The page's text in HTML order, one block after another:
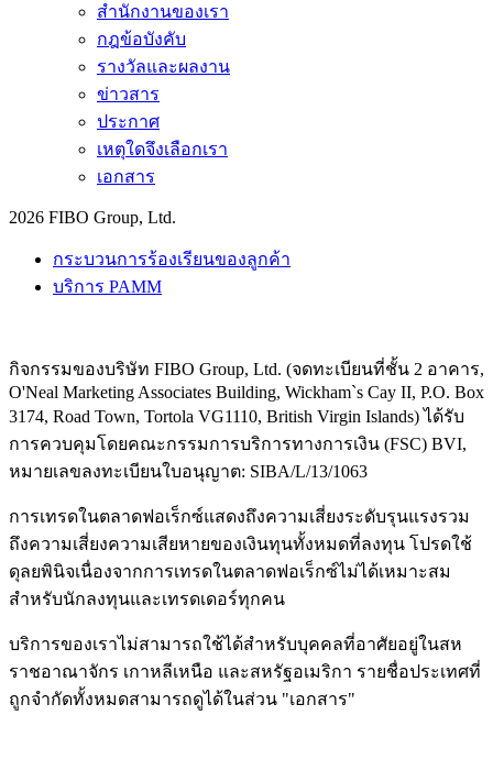
สำนักงานของเรา
กฎข้อบังคับ
รางวัลและผลงาน
ข่าวสาร
ประกาศ
เหตุใดจึงเลือกเรา
เอกสาร
2026 FIBO Group, Ltd.
กระบวนการร้องเรียนของลูกค้า
บริการ PAMM
กิจกรรมของบริษัท FIBO Group, Ltd. (จดทะเบียนที่ชั้น 2 อาคาร,
O'Neal Marketing Associates Building, Wickham`s Cay II, P.O. Box
3174, Road Town, Tortola VG1110, British Virgin Islands) ได้รับ
การควบคุมโดยคณะกรรมการบริการทางการเงิน (FSC) BVI,
หมายเลขลงทะเบียนใบอนุญาต: SIBA/L/13/1063
การเทรดในตลาดฟอเร็กซ์แสดงถึงความเสี่ยงระดับรุนแรงรวม
ถึงความเสี่ยงความเสียหายของเงินทุนทั้งหมดที่ลงทุน โปรดใช้
ดุลยพินิจเนื่องจากการเทรดในตลาดฟอเร็กซ์ไม่ได้เหมาะสม
สำหรับนักลงทุนและเทรดเดอร์ทุกคน
บริการของเราไม่สามารถใช้ได้สำหรับบุคคลที่อาศัยอยู่ในสห
ราชอาณาจักร เกาหลีเหนือ และสหรัฐอเมริกา รายชื่อประเทศที่
ถูกจำกัดทั้งหมดสามารถดูได้ในส่วน "เอกสาร"